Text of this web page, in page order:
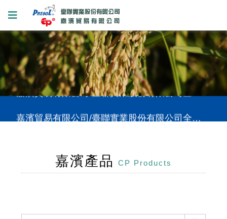
嘉濱貿易有限公司/臺聯實業股份有限公司全新網站上線，提供您更好的使用體驗。
嘉濱貿易有限公司/臺聯實業股份有限公司全新網站上線，提供您更好的使用體驗。
嘉濱產品 CP Products